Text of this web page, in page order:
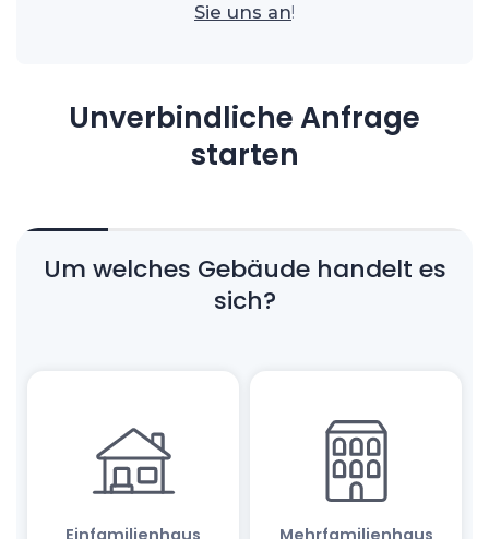
Sie uns an!
Unverbindliche Anfrage
starten